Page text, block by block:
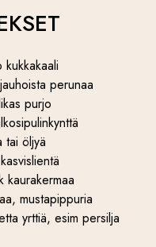
kukkakaali
perunaa
purjo
tai öljyä
kaurakermaa
mustapippuria
yrttiä, esim persilja